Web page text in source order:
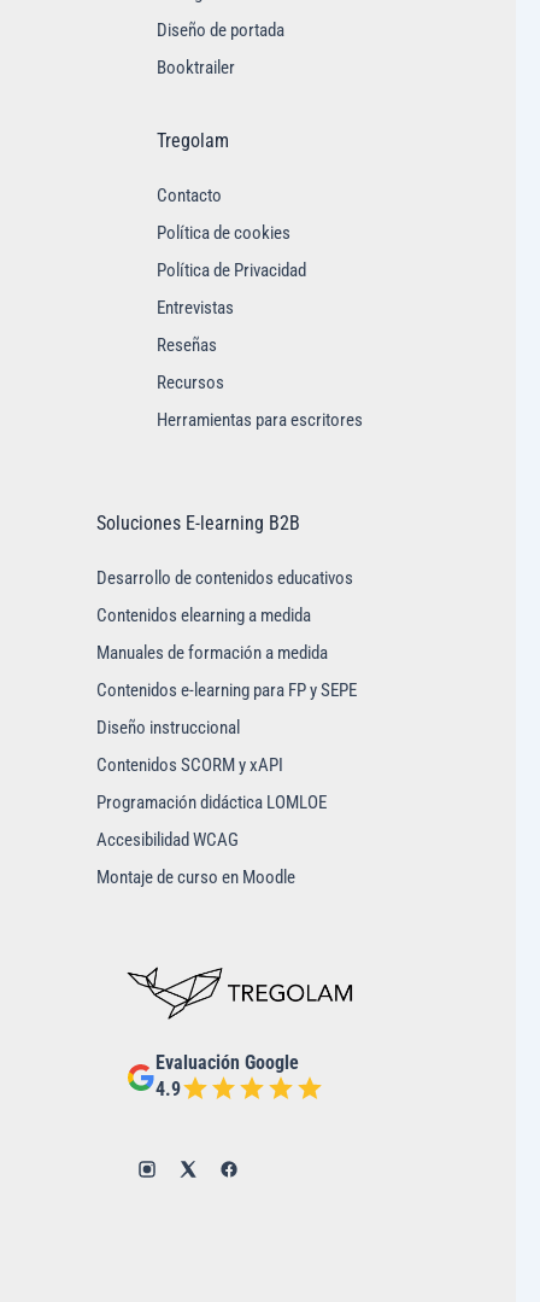
Diseño de portada
Booktrailer
Tregolam
Contacto
Política de cookies
Política de Privacidad
Entrevistas
Reseñas
Recursos
Herramientas para escritores
Soluciones E-learning B2B
Desarrollo de contenidos educativos
Contenidos elearning a medida
Manuales de formación a medida
Contenidos e-learning para FP y SEPE
Diseño instruccional
Contenidos SCORM y xAPI
Programación didáctica LOMLOE
Accesibilidad WCAG
Montaje de curso en Moodle
Evaluación Google
4.9